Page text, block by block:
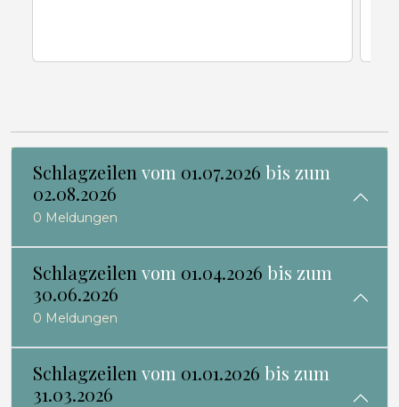
Schlagzeilen vom 01.07.2026 bis zum
02.08.2026
0 Meldungen
Schlagzeilen vom 01.04.2026 bis zum
30.06.2026
0 Meldungen
Schlagzeilen vom 01.01.2026 bis zum
31.03.2026